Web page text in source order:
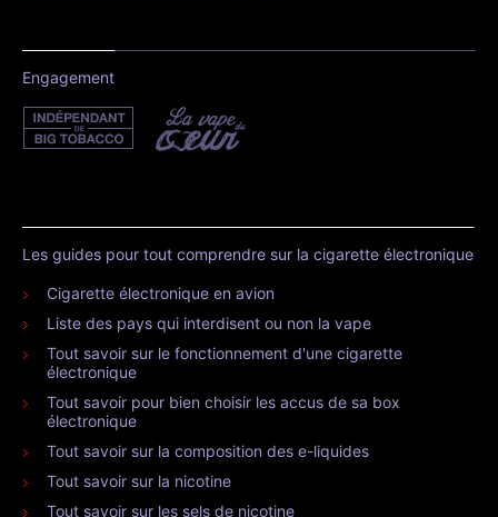
Engagement
Les guides pour tout comprendre sur la cigarette électronique
Cigarette électronique en avion
Liste des pays qui interdisent ou non la vape
Tout savoir sur le fonctionnement d'une cigarette
électronique
Tout savoir pour bien choisir les accus de sa box
électronique
Tout savoir sur la composition des e-liquides
Tout savoir sur la nicotine
Tout savoir sur les sels de nicotine